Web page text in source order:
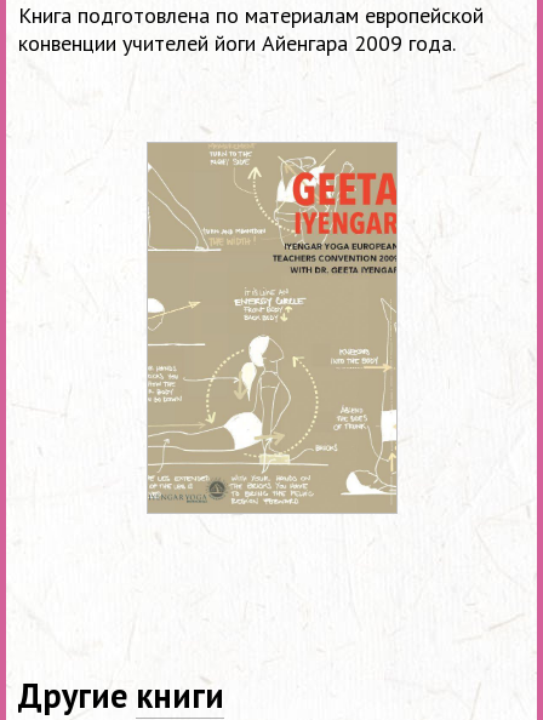
Книга подготовлена по материалам европейской
конвенции учителей йоги Айенгара 2009 года.
Другие книги